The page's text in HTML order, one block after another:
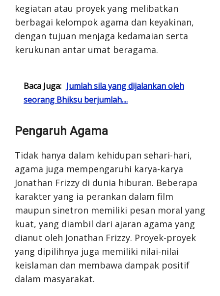
kegiatan atau proyek yang melibatkan
berbagai kelompok agama dan keyakinan,
dengan tujuan menjaga kedamaian serta
kerukunan antar umat beragama.
Baca Juga: Jumlah sila yang dijalankan oleh
seorang Bhiksu berjumlah....
Pengaruh Agama
Tidak hanya dalam kehidupan sehari-hari,
agama juga mempengaruhi karya-karya
Jonathan Frizzy di dunia hiburan. Beberapa
karakter yang ia perankan dalam film
maupun sinetron memiliki pesan moral yang
kuat, yang diambil dari ajaran agama yang
dianut oleh Jonathan Frizzy. Proyek-proyek
yang dipilihnya juga memiliki nilai-nilai
keislaman dan membawa dampak positif
dalam masyarakat.